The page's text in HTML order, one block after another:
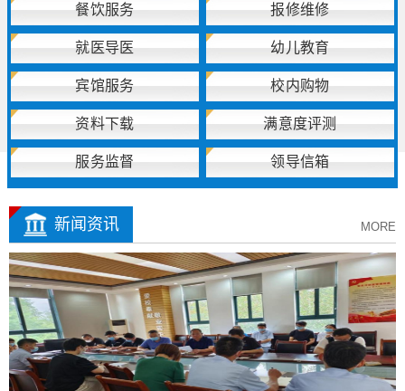
餐饮服务 报修维修
就医导医 幼儿教育
宾馆服务 校内购物
资料下载 满意度评测
服务监督 领导信箱
新闻资讯 MORE